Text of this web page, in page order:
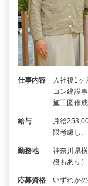
仕事内容
入社後1ヶ
コン建設
施工図作
給与
月給
限考慮し
勤務地
神奈川県
務もあり）
応募資格
いずれか